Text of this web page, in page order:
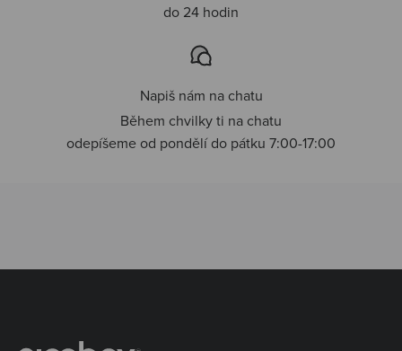
do 24 hodin
Napiš nám na chatu
Během chvilky ti na chatu
odepíšeme od pondělí do pátku 7:00-17:00